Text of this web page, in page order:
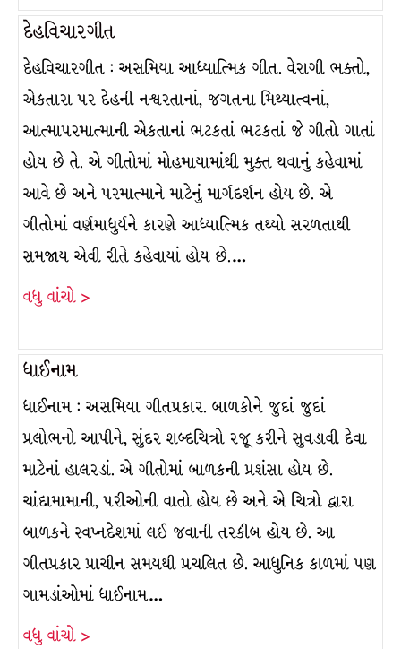
દેહવિચારગીત
દેહવિચારગીત : અસમિયા આધ્યાત્મિક ગીત. વેરાગી ભક્તો,
એકતારા પર દેહની નશ્વરતાનાં, જગતના મિથ્યાત્વનાં,
આત્માપરમાત્માની એકતાનાં ભટકતાં ભટકતાં જે ગીતો ગાતાં
હોય છે તે. એ ગીતોમાં મોહમાયામાંથી મુક્ત થવાનું કહેવામાં
આવે છે અને પરમાત્માને માટેનું માર્ગદર્શન હોય છે. એ
ગીતોમાં વર્ણમાધુર્યને કારણે આધ્યાત્મિક તથ્યો સરળતાથી
સમજાય એવી રીતે કહેવાયાં હોય છે.…
વધુ વાંચો >
ધાઈનામ
ધાઈનામ : અસમિયા ગીતપ્રકાર. બાળકોને જુદાં જુદાં
પ્રલોભનો આપીને, સુંદર શબ્દચિત્રો રજૂ કરીને સુવડાવી દેવા
માટેનાં હાલરડાં. એ ગીતોમાં બાળકની પ્રશંસા હોય છે.
ચાંદામામાની, પરીઓની વાતો હોય છે અને એ ચિત્રો દ્વારા
બાળકને સ્વપ્નદેશમાં લઈ જવાની તરકીબ હોય છે. આ
ગીતપ્રકાર પ્રાચીન સમયથી પ્રચલિત છે. આધુનિક કાળમાં પણ
ગામડાંઓમાં ધાઈનામ…
વધુ વાંચો >